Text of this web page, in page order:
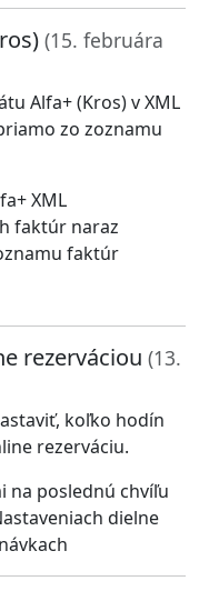
(15. februára
Alfa+ (Kros) v XML
zo zoznamu
XML
faktúr naraz
faktúr
rezerváciou (13.
koľko hodín
rezerváciu.
na poslednú chvíľu
dielne